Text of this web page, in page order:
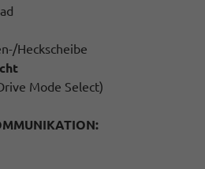
Heckscheibe
Mode Select)